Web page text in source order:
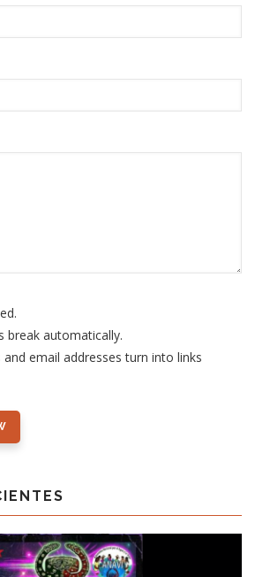
break automatically.
email addresses turn into links